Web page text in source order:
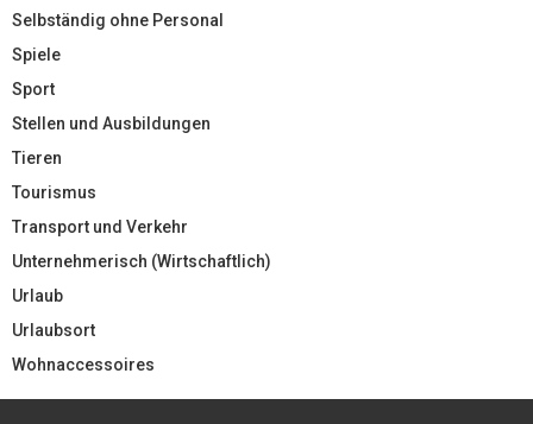
Selbständig ohne Personal
Spiele
Sport
Stellen und Ausbildungen
Tieren
Tourismus
Transport und Verkehr
Unternehmerisch (Wirtschaftlich)
Urlaub
Urlaubsort
Wohnaccessoires